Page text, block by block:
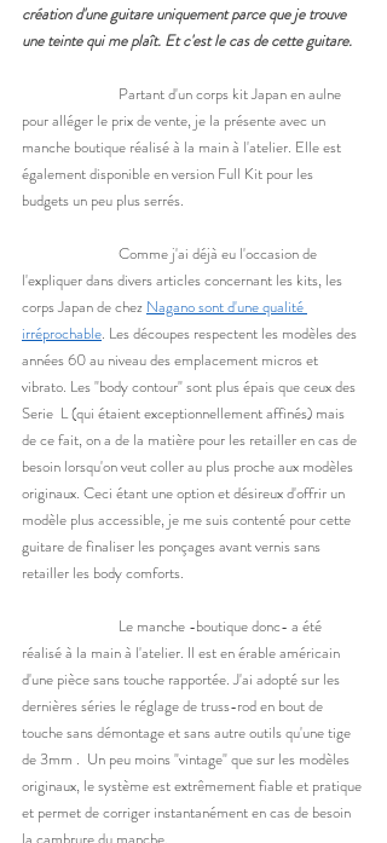
création d'une guitare uniquement parce que je trouve
une teinte qui me plaît. Et c'est le cas de cette guitare.
pour alléger le prix de vente, je la présente avec un
manche boutique réalisé à la main à l'atelier. Elle est
également disponible en version Full Kit pour les
budgets un peu plus serrés.
l'expliquer dans divers articles concernant les kits, les
corps Japan de chez Nagano sont d'une qualité
irréprochable. Les découpes respectent les modèles des
années 60 au niveau des emplacement micros et
vibrato. Les "body contour" sont plus épais que ceux des
Serie  L (qui étaient exceptionnellement affinés) mais
de ce fait, on a de la matière pour les retailler en cas de
besoin lorsqu'on veut coller au plus proche aux modèles
originaux. Ceci étant une option et désireux d'offrir un
modèle plus accessible, je me suis contenté pour cette
guitare de finaliser les ponçages avant vernis sans
retailler les body comforts.
réalisé à la main à l'atelier. Il est en érable américain
d'une pièce sans touche rapportée. J'ai adopté sur les
dernières séries le réglage de truss-rod en bout de
touche sans démontage et sans autre outils qu'une tige
de 3mm .  Un peu moins "vintage" que sur les modèles
originaux, le système est extrêmement fiable et pratique
et permet de corriger instantanément en cas de besoin